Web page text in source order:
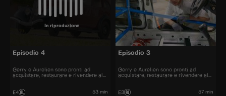
In riproduzione
Episodio 4
Gerry e Aurelien sono pronti ad
acquistare, restaurare e rivendere al
E4 53 min
Episodio 3
Gerry e Aurelien sono pronti ad
acquistare, restaurare e rivendere al
E3 57 min